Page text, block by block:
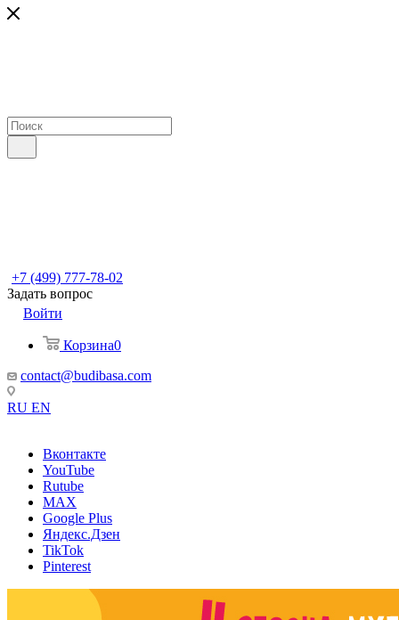
+7 (499) 777-78-02
Задать вопрос
Войти
Корзина0
contact@budibasa.com
RU EN
Вконтакте
YouTube
Rutube
MAX
Google Plus
Яндекс.Дзен
TikTok
Pinterest